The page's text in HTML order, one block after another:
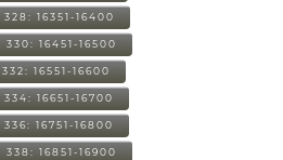
328: 16351-16400
330: 16451-16500
332: 16551-16600
334: 16651-16700
336: 16751-16800
338: 16851-16900